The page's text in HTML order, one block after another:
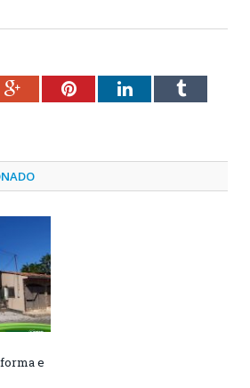
Google+PinterestLinkedInTumblr
e